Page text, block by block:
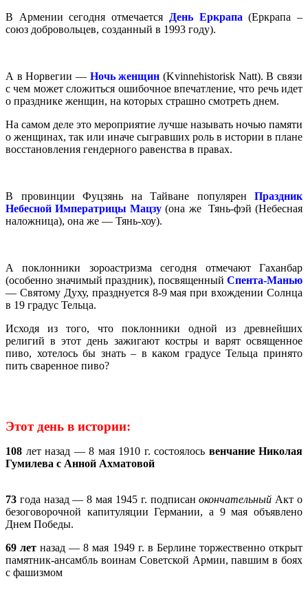
В Армении сегодня отмечается
День Еркрапа (Еркрапа –
союз добровольцев, созданный в 1993 году).
А в Норвегии — Ночь женщин (Kvinnehistorisk Natt). В связи
с чем может сложиться ошибочное впечатление, что речь идет
о празднике женщин, на которых страшно смотреть днем.
На самом деле это мероприятие лучше называть ночью памяти
о женщинах, так или иначе сыгравших роль в истории в плане
восстановления гендерного равенства в правах.
В провинции Фуцзянь на Тайване популярен Праздник
Небесной Императрицы Мацзу (она же Тянь-фэй (Небесная
наложница), она же — Тянь-хоу).
А поклонники зороастризма сегодня отмечают Гаханбар
(особенно значимый праздник), посвященный Спента-Манью
— Святому Духу, празднуется 8-9 мая при вхождении Солнца
в 19 градус Тельца.
Исходя из того, что поклонники одной из древнейших
религий в этот день зажигают костры и варят освященное
пиво, хотелось бы знать – в каком градусе Тельца принято
пить сваренное пиво?
Этот день в истории:
108 лет назад — 8 мая 1910 г. состоялось венчание Николая
Гумилева с Анной Ахматовой
73 года назад — 8 мая 1945 г. подписанокончательный Акт о
безоговорочной капитуляции Германии, а 9 мая объявлено
Днем Победы.
69 лет назад — 8 мая 1949 г. в Берлине торжественно открыт
памятник-ансамбль воинам Советской Армии, павшим в боях
с фашизмом